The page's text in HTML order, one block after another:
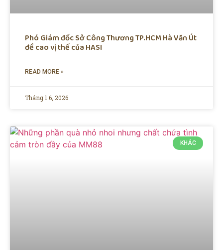
Phó Giám đốc Sở Công Thương TP.HCM Hà Văn Út
đề cao vị thế của HASI
READ MORE »
Tháng 1 6, 2026
KHÁC